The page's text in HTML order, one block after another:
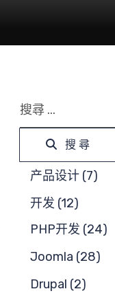
搜尋
搜尋
产品设计 (7)
开发 (12)
PHP开发 (24)
Joomla (28)
Drupal (2)